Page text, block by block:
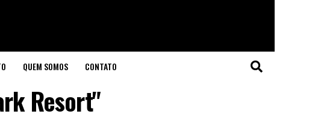
QUEM SOMOS CONTATO
Resort"